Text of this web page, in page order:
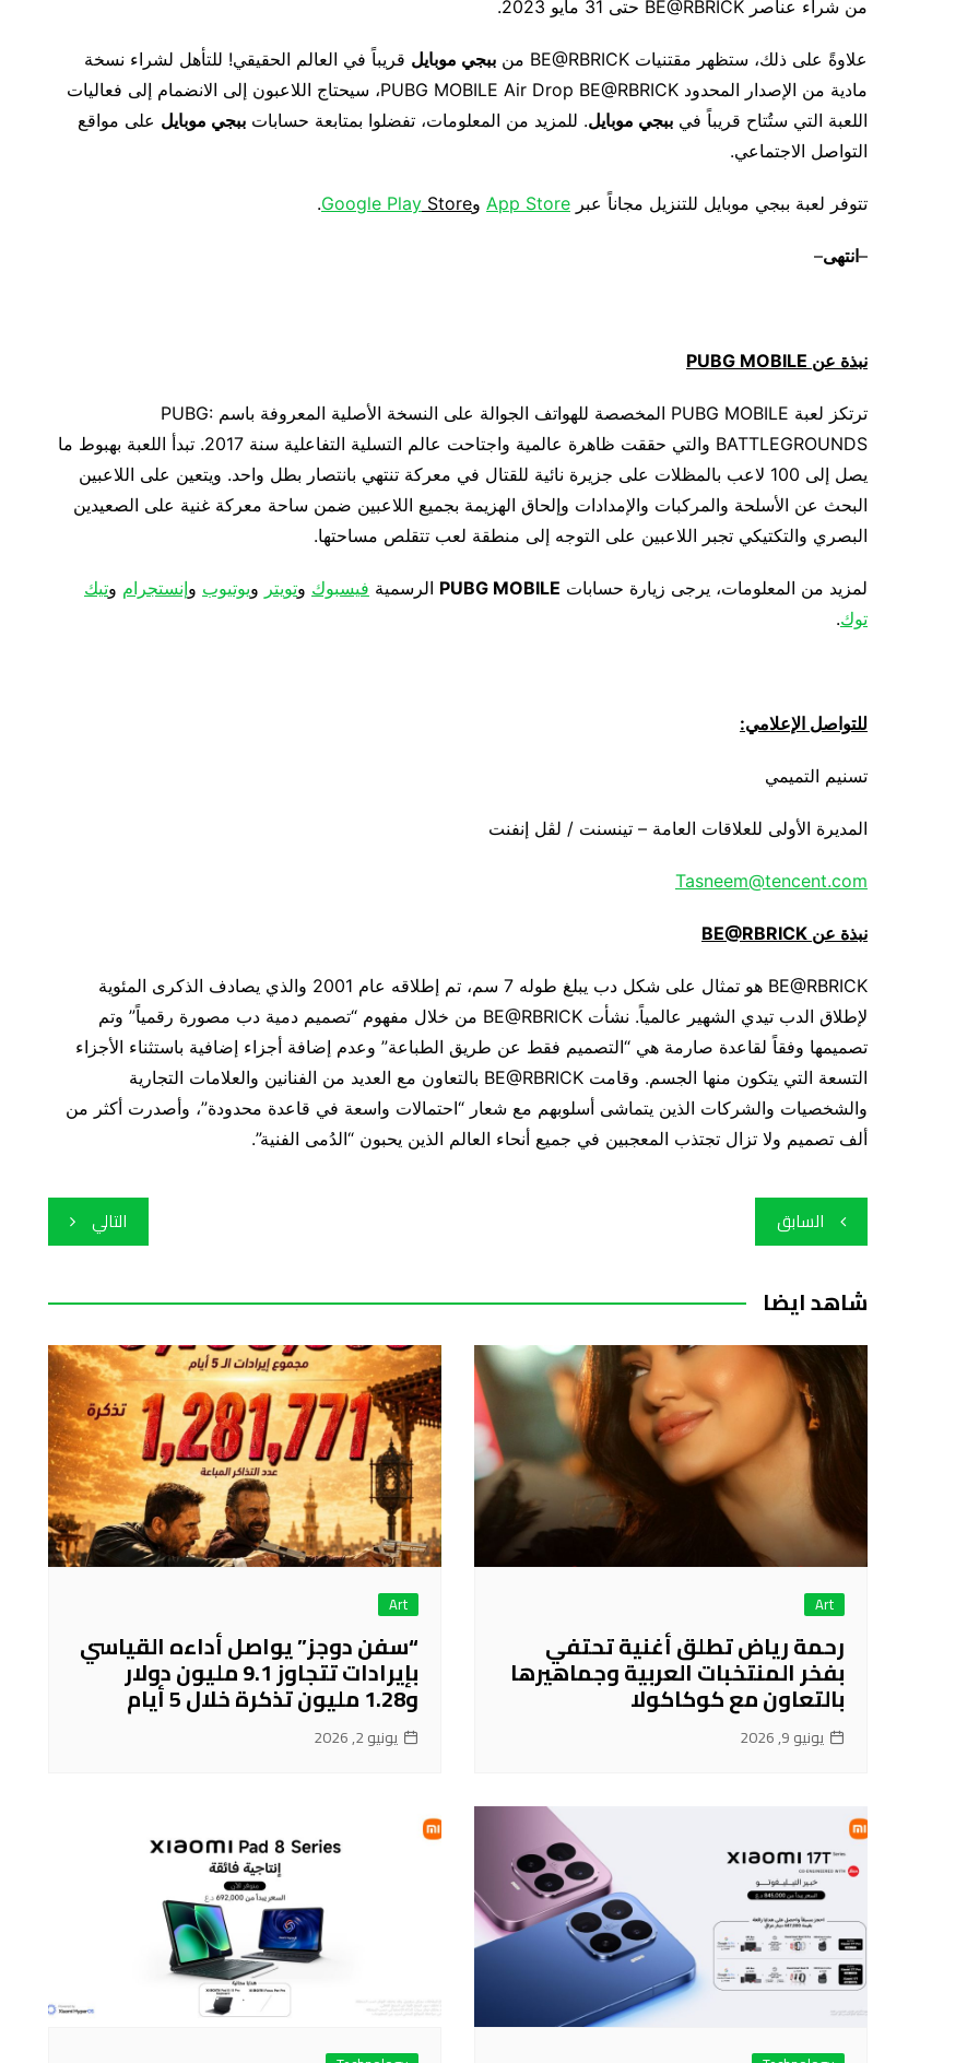
من شراء عناصر BE@RBRICK حتى 31 مايو 2023.
علاوةً على ذلك، ستظهر مقتنيات BE@RBRICK من ببجي موبايل قريباً في العالم الحقيقي! للتأهل لشراء نسخة
مادية من الإصدار المحدود PUBG MOBILE Air Drop BE@RBRICK، سيحتاج اللاعبون إلى الانضمام إلى فعاليات
اللعبة التي ستُتاح قريباً في ببجي موبايل. للمزيد من المعلومات، تفضلوا بمتابعة حسابات ببجي موبايل على مواقع
التواصل الاجتماعي.
تتوفر لعبة ببجي موبايل للتنزيل مجاناً عبر App Store و Google Play Store
.
–انتهى–
نبذة عن PUBG MOBILE
ترتكز لعبة PUBG MOBILE المخصصة للهواتف الجوالة على النسخة الأصلية المعروفة باسم PUBG:
BATTLEGROUNDS والتي حققت ظاهرة عالمية واجتاحت عالم التسلية التفاعلية سنة 2017. تبدأ اللعبة بهبوط ما
يصل إلى 100 لاعب بالمظلات على جزيرة نائية للقتال في معركة تنتهي بانتصار بطل واحد. ويتعين على اللاعبين
البحث عن الأسلحة والمركبات والإمدادات وإلحاق الهزيمة بجميع اللاعبين ضمن ساحة معركة غنية على الصعيدين
البصري والتكتيكي تجبر اللاعبين على التوجه إلى منطقة لعب تتقلص مساحتها.
لمزيد من المعلومات، يرجى زيارة حسابات PUBG MOBILE الرسمية فيسبوك وتويتر ويوتيوب وإنستجرام وتيك
توك.
للتواصل الإعلامي:
تسنيم التميمي
المديرة الأولى للعلاقات العامة – تينسنت / لڤل إنفنت
Tasneem@tencent.com
نبذة عن BE@RBRICK
BE@RBRICK هو تمثال على شكل دب يبلغ طوله 7 سم، تم إطلاقه عام 2001 والذي يصادف الذكرى المئوية
لإطلاق الدب تيدي الشهير عالمياً. نشأت BE@RBRICK من خلال مفهوم “تصميم دمية دب مصورة رقمياً” وتم
تصميمها وفقاً لقاعدة صارمة هي “التصميم فقط عن طريق الطباعة” وعدم إضافة أجزاء إضافية باستثناء الأجزاء
التسعة التي يتكون منها الجسم. وقامت BE@RBRICK بالتعاون مع العديد من الفنانين والعلامات التجارية
والشخصيات والشركات الذين يتماشى أسلوبهم مع شعار “احتمالات واسعة في قاعدة محدودة”، وأصدرت أكثر من
ألف تصميم ولا تزال تجتذب المعجبين في جميع أنحاء العالم الذين يحبون “الدُمى الفنية”.
تصفّح
المقالات
السابق التالي
شاهد ايضا
Art
رحمة رياض تطلق أغنية تحتفي
بفخر المنتخبات العربية وجماهيرها
بالتعاون مع كوكاكولا
يونيو 9, 2026
Art
“سفن دوجز” يواصل أداءه القياسي
بإيرادات تتجاوز 9.1 مليون دولار
و1.28 مليون تذكرة خلال 5 أيام
يونيو 2, 2026